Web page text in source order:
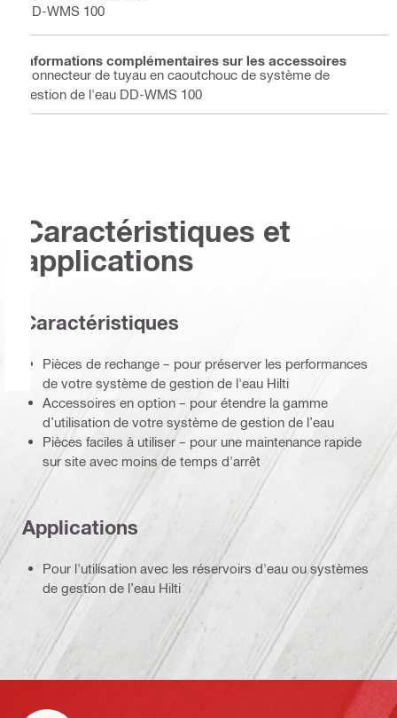
DD-WMS 100
Informations complémentaires sur les accessoires
Connecteur de tuyau en caoutchouc de système de
gestion de l'eau DD-WMS 100
Caractéristiques et
applications
Caractéristiques
Pièces de rechange – pour préserver les performances
de votre système de gestion de l'eau Hilti
Accessoires en option – pour étendre la gamme
d’utilisation de votre système de gestion de l’eau
Pièces faciles à utiliser – pour une maintenance rapide
sur site avec moins de temps d'arrêt
Applications
Pour l'utilisation avec les réservoirs d'eau ou systèmes
de gestion de l’eau Hilti